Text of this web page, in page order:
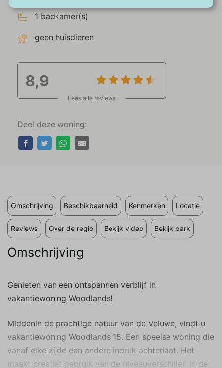
Noodzakelijk:
Noodzakelijke cookies helpen een website
bruikbaarder te maken, door basisfuncties
als paginanavigatie en toegang tot beveiligde
Zonder deze cookies kan de website niet
Marketing:
technologieën om het siteverkeer te
advertenties weergeven die zijn afgestemd
op en relevant zijn voor de individuele
1 badkamer(s)
geen huisdieren
8,9
Lees alle reviews
Deel deze woning:
Omschrijving Beschikbaarheid Kenmerken Locatie
Reviews Over de regio Bekijk video Bekijk park
Omschrijving
Genieten van een ontspannen verblijf in
vakantiewoning Woodlands!
Middenin de prachtige natuur van de Veluwe, vindt u
vakantiewoning Woodlands 15. Een speelse woning die
vanaf elke zijde een andere indruk achterlaat. Het
maakt creatief gebruik van de niveauverschillen in de